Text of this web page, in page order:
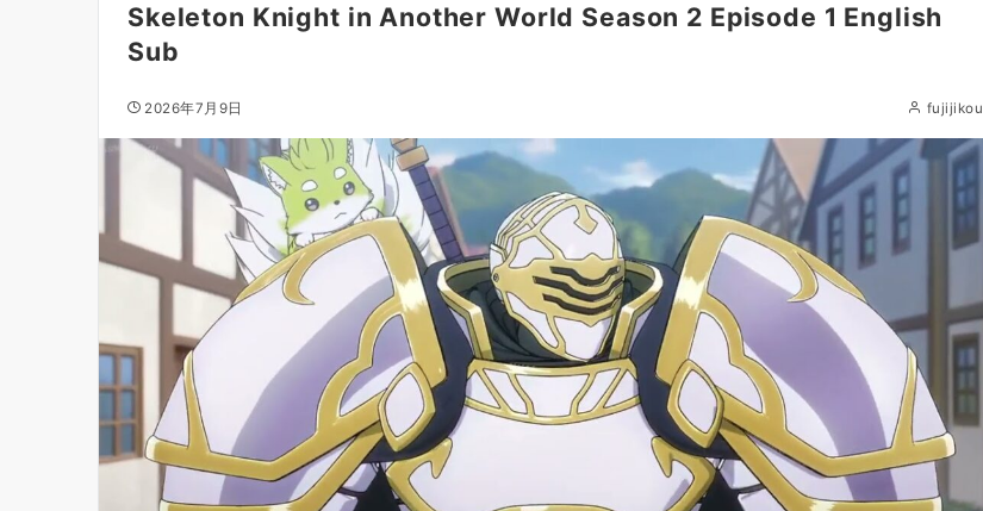
Skeleton Knight in Another World Season 2 Episode 1 English
Sub
2026年7月9日 fujijikou